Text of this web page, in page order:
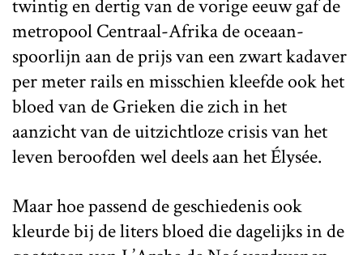
twintig en dertig van de vorige eeuw gaf de
metropool Centraal-Afrika de oceaan-
spoorlijn aan de prijs van een zwart kadaver
per meter rails en misschien kleefde ook het
bloed van de Grieken die zich in het
aanzicht van de uitzichtloze crisis van het
leven beroofden wel deels aan het Élysée.
Maar hoe passend de geschiedenis ook
kleurde bij de liters bloed die dagelijks in de